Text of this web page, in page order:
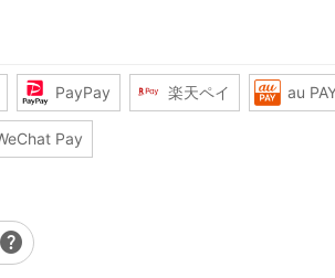
PayPay 楽天ペイ au
Pay
help